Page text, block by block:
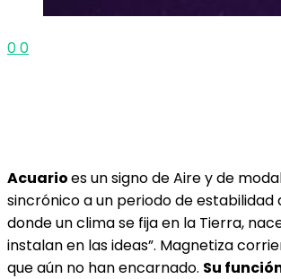
00
Acuarioes un signo de Aire y de
sincrónico a un periodo de estabilidad
donde un clima se fija en la Tierra,
instalan en las ideas”. Magnetiza
que aún no han encarnado. Su